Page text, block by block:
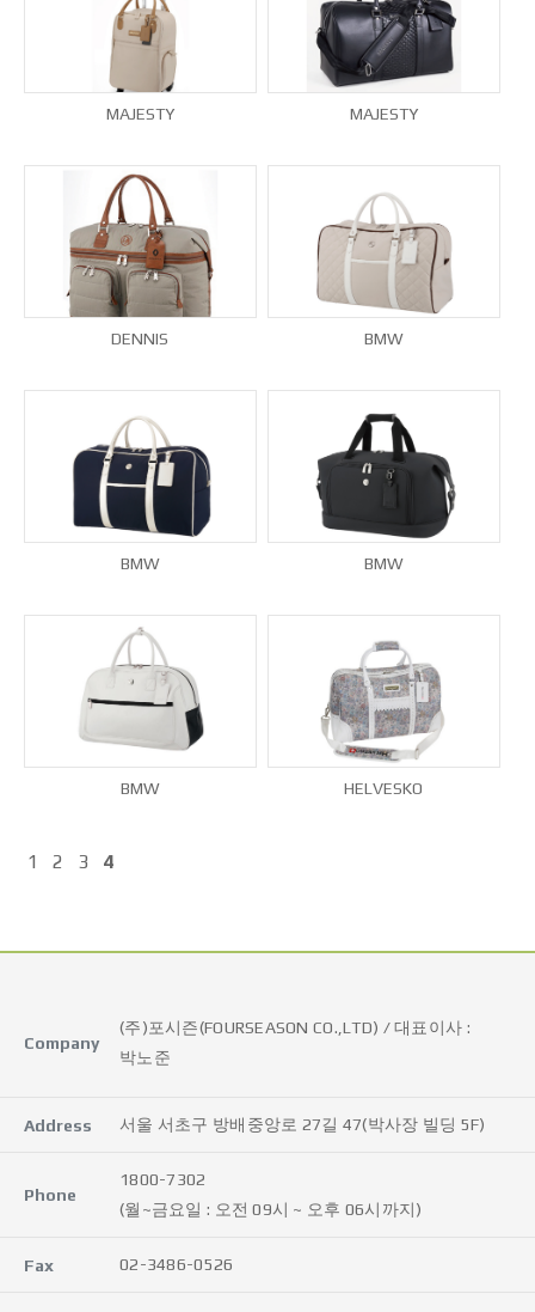
MAJESTY MAJESTY
DENNIS BMW
BMW BMW
BMW HELVESKO
1 2 3 4
Company
(주)포시즌(FOURSEASON CO.,LTD) / 대표이사 :
박노준
Address 서울 서초구 방배중앙로 27길 47(박사장 빌딩 5F)
Phone
1800-7302
(월~금요일 : 오전 09시 ~ 오후 06시까지)
Fax 02-3486-0526